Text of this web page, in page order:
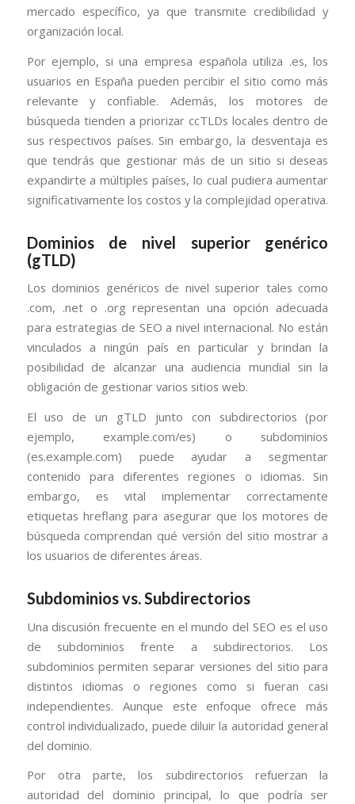
mercado específico, ya que transmite credibilidad y
organización local.
Por ejemplo, si una empresa española utiliza .es, los
usuarios en España pueden percibir el sitio como más
relevante y confiable. Además, los motores de
búsqueda tienden a priorizar ccTLDs locales dentro de
sus respectivos países. Sin embargo, la desventaja es
que tendrás que gestionar más de un sitio si deseas
expandirte a múltiples países, lo cual pudiera aumentar
significativamente los costos y la complejidad operativa.
Dominios de nivel superior genérico
(gTLD)
Los dominios genéricos de nivel superior tales como
.com, .net o .org representan una opción adecuada
para estrategias de SEO a nivel internacional. No están
vinculados a ningún país en particular y brindan la
posibilidad de alcanzar una audiencia mundial sin la
obligación de gestionar varios sitios web.
El uso de un gTLD junto con subdirectorios (por
ejemplo, example.com/es) o subdominios
(es.example.com) puede ayudar a segmentar
contenido para diferentes regiones o idiomas. Sin
embargo, es vital implementar correctamente
etiquetas hreflang para asegurar que los motores de
búsqueda comprendan qué versión del sitio mostrar a
los usuarios de diferentes áreas.
Subdominios vs. Subdirectorios
Una discusión frecuente en el mundo del SEO es el uso
de subdominios frente a subdirectorios. Los
subdominios permiten separar versiones del sitio para
distintos idiomas o regiones como si fueran casi
independientes. Aunque este enfoque ofrece más
control individualizado, puede diluir la autoridad general
del dominio.
Por otra parte, los subdirectorios refuerzan la
autoridad del dominio principal, lo que podría ser